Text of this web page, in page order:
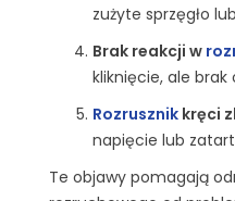
zużyte sprzęgło
Brak reakcji w
kliknięcie, ale brak
Rozrusznik kręci
napięcie lub
Te objawy pomagają